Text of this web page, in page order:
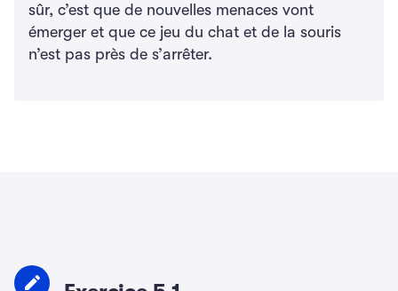
sûr, c’est que de nouvelles menaces vont
émerger et que ce jeu du chat et de la souris
n’est pas près de s’arrêter.